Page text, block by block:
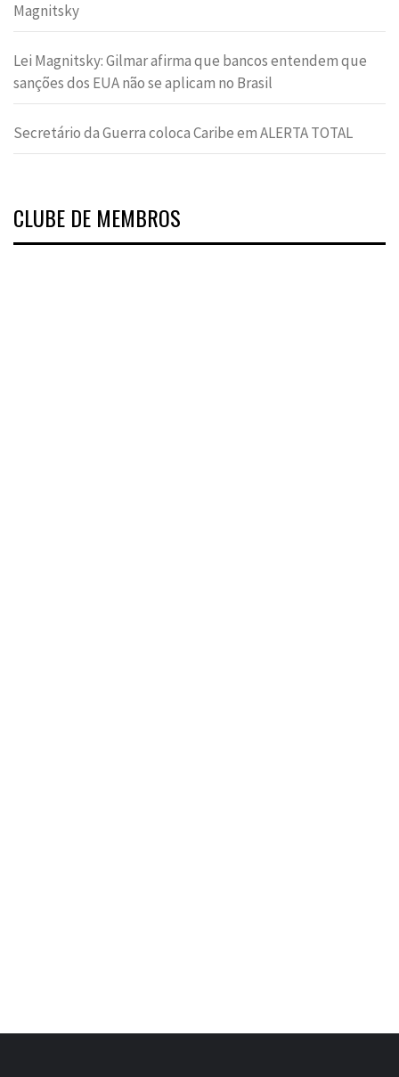
Magnitsky
Lei Magnitsky: Gilmar afirma que bancos entendem que
sanções dos EUA não se aplicam no Brasil
Secretário da Guerra coloca Caribe em ALERTA TOTAL
CLUBE DE MEMBROS